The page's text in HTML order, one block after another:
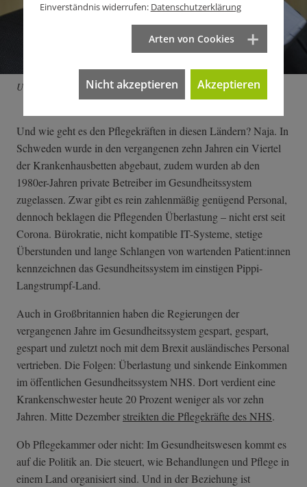
Und er hört nicht zu: Gesundheitsminister Manfred Lucha.
Und wie geht es den Pflegekräften in diesen Ländern? Naja. In
Schweden wurde in den vergangenen zehn Jahren ein Viertel
der Krankenhausbetten abgebaut, zudem wurden ab den
1980er-Jahren private Betreiber im Gesundheitssystem
zugelassen. Zwar gibt es rein zahlenmäßig genügend Personal,
dennoch beklagen die Pflegenden Überlastung – nicht erst seit
Corona. Bürokratie, nicht kompatible IT-Systeme, stetige
Überstunden und lange Schlangen von wartenden Patient:innen
kennzeichnen das Gesundheitssystem im einstigen Pippi-
Langstrumpf-Land.
Auch in Großbritannien haben die Regierungen der
vergangenen Jahre im Gesundheitssystem gespart, gespart,
gespart und zuletzt noch mit dem Brexit ausländisches Personal
vertrieben. Die Folgen: Überlastung und sinkende Einkommen
im öffentlichen Gesundheitssystem NHS. Dort verdient eine
Krankenschwester heute 20 Prozent weniger als vor zehn
Jahren. Mitte Dezember streikten die Pflegekräfte des NHS.
Ob Pflegekammer oder nicht: Im Gesundheitswesen kommt es
auf die Politik an. Die steuert, wie Behandlungen und Pflege in
einem Land organisiert sind. Und in der Beziehung ist
Einverständnis widerrufen: Datenschutzerklärung
Arten von Cookies
Nicht akzeptieren Akzeptieren